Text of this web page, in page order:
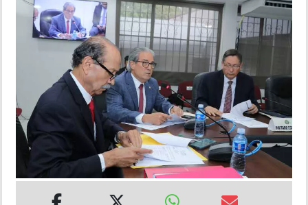
SHOW
DEPORTES
INSÓLITAS
MULTIMEDIA
IMPRESO